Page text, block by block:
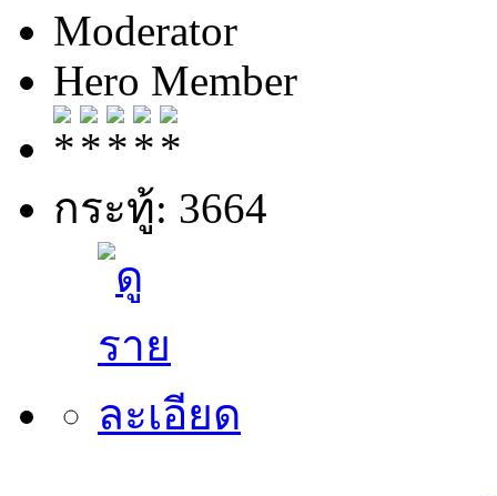
Moderator
Hero Member
กระทู้: 3664